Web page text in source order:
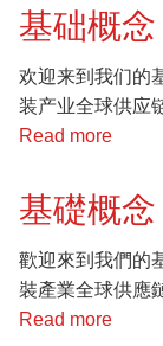
本
概
念
基础概念
欢迎来到我们的
装产业全球供应
Read more
础
概
念
基礎概念
歡迎來到我們的
裝產業全球供應
Read more